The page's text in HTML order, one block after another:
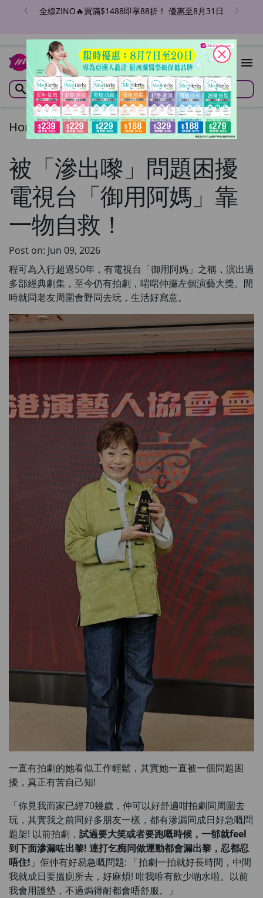
全線ZINO🔥買滿$1488即享88折！ 優惠至8月31日
Home/Articles/Articles
被「滲出嚟」問題困擾
電視台「御用阿媽」靠
一物自救！
Post on: Jun 09, 2026
程可為入行超過50年，有電視台「御用阿媽」之稱，演出過
多部經典劇集，至今仍有拍劇，啱啱仲攞左個演藝大獎。閒
時就同老友周圍食野同去玩，生活好寫意。
一直有拍劇的她看似工作輕鬆，其實她一直被一個問題困
擾，真正有苦自己知!
「你見我而家已經70幾歲，仲可以好舒適咁拍劇同周圍去
玩，其實我之前同好多朋友一樣，都有滲漏同成日好急嘅問
題架! 以前拍劇， 試過要大笑或者要跑嘅時候，一郁就feel
到下面滲漏咗出黎! 連打乞痴同做運動都會漏出黎，忍都忍
唔住! 」佢仲有好易急嘅問題: 「拍劇一拍就好長時間，中間
我就成日要搵廁所去，好麻煩! 咁我唯有飲少啲水啦。以前
我會用護墊，不過焗得耐都會唔舒服。」
close